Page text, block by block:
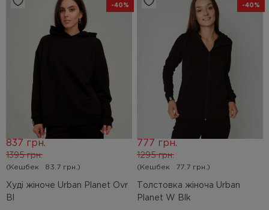
-40%
Худі жіноче Urban Planet Ovr
Bl
1395 грн.
837 грн.
(Кешбек 83.7 грн.)
-40%
Толстовка жіноча Urban
Planet W Blk
1295 грн.
777 грн.
(Кешбек 77.7 грн.)